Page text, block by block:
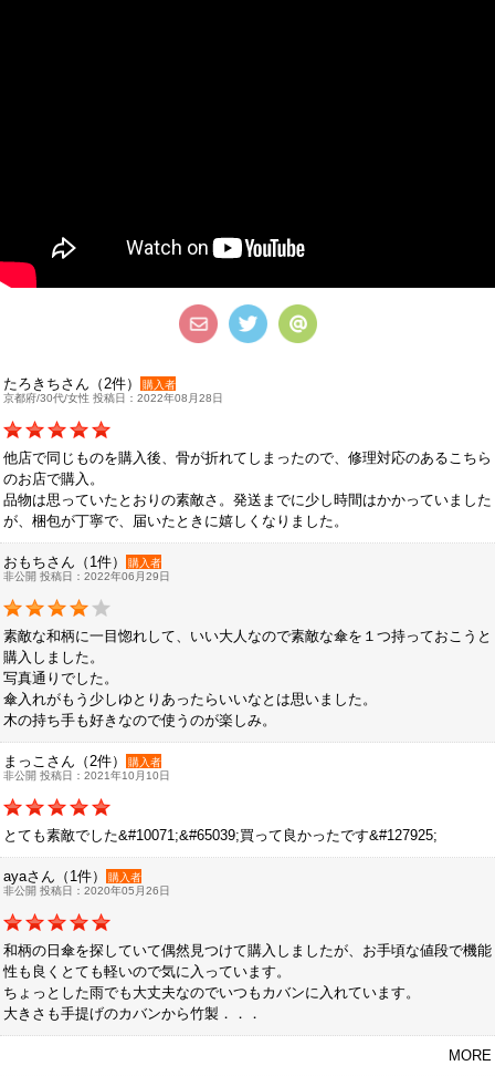
たろきちさん（2件）
購入者
京都府/30代/女性 投稿日：2022年08月28日
他店で同じものを購入後、骨が折れてしまったので、修理対応のあるこちら
のお店で購入。
品物は思っていたとおりの素敵さ。発送までに少し時間はかかっていました
が、梱包が丁寧で、届いたときに嬉しくなりました。
おもちさん（1件）
購入者
非公開 投稿日：2022年06月29日
素敵な和柄に一目惚れして、いい大人なので素敵な傘を１つ持っておこうと
購入しました。
写真通りでした。
傘入れがもう少しゆとりあったらいいなとは思いました。
木の持ち手も好きなので使うのが楽しみ。
まっこさん（2件）
購入者
非公開 投稿日：2021年10月10日
とても素敵でした&#10071;&#65039;買って良かったです&#127925;
ayaさん（1件）
購入者
非公開 投稿日：2020年05月26日
和柄の日傘を探していて偶然見つけて購入しましたが、お手頃な値段で機能
性も良くとても軽いので気に入っています。
ちょっとした雨でも大丈夫なのでいつもカバンに入れています。
大きさも手提げのカバンから竹製．．．
MORE